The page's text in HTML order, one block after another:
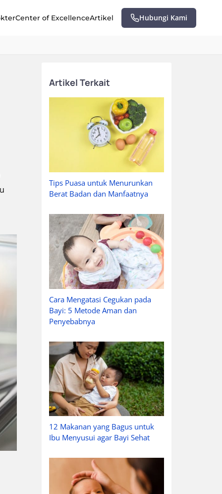
Center of ExcellenceArtikel Hubungi Kami
Artikel Terkait
Tips Puasa untuk Menurunkan
Berat Badan dan Manfaatnya
Cara Mengatasi Cegukan pada
Bayi: 5 Metode Aman dan
Penyebabnya
12 Makanan yang Bagus untuk
Ibu Menyusui agar Bayi Sehat